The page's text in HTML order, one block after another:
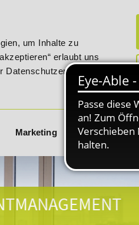
um Inhalte zu
erlaubt uns
Marketing
HÄUFIG
Rabatt bis 03.09.2026 -